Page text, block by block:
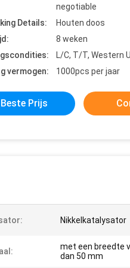
negotiable
Details:
Houten doos
8 weken
L/C, T/T, Western
vermogen:
1000pcs per jaar
Beste Prijs
Nikkelkatalysator
met een breedte
dan 50 mm